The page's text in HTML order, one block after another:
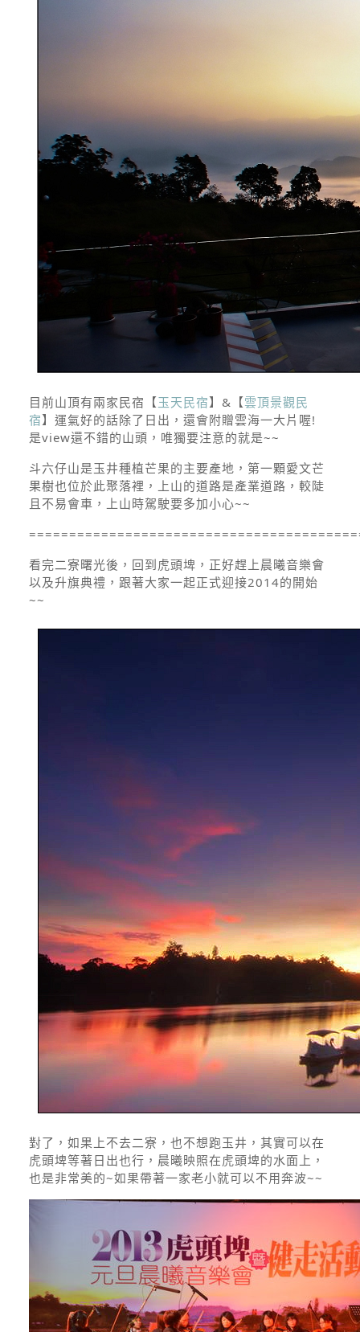
目前山頂有兩家民宿【玉天民宿】&【雲頂景觀民
宿】運氣好的話除了日出，還會附贈雲海一大片喔!
是view還不錯的山頭，唯獨要注意的就是~~
斗六仔山是玉井種植芒果的主要產地，第一顆愛文芒
果樹也位於此聚落裡，上山的道路是產業道路，較陡
且不易會車，上山時駕駛要多加小心~~
看完二寮曙光後，回到虎頭埤，正好趕上晨曦音樂會
以及升旗典禮，跟著大家一起正式迎接2014的開始
~~
對了，如果上不去二寮，也不想跑玉井，其實可以在
虎頭埤等著日出也行，晨曦映照在虎頭埤的水面上，
也是非常美的~如果帶著一家老小就可以不用奔波~~